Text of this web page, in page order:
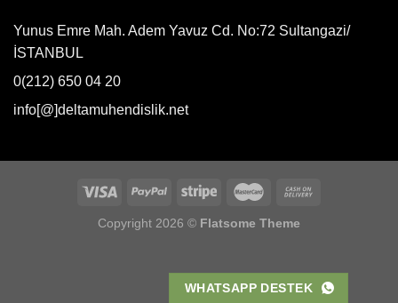
Yunus Emre Mah. Adem Yavuz Cd. No:72 Sultangazi/
İSTANBUL
0(212) 650 04 20
info[@]deltamuhendislik.net
Copyright 2026 © Flatsome Theme
WHATSAPP DESTEK